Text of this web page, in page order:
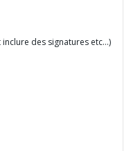
des signatures etc…)